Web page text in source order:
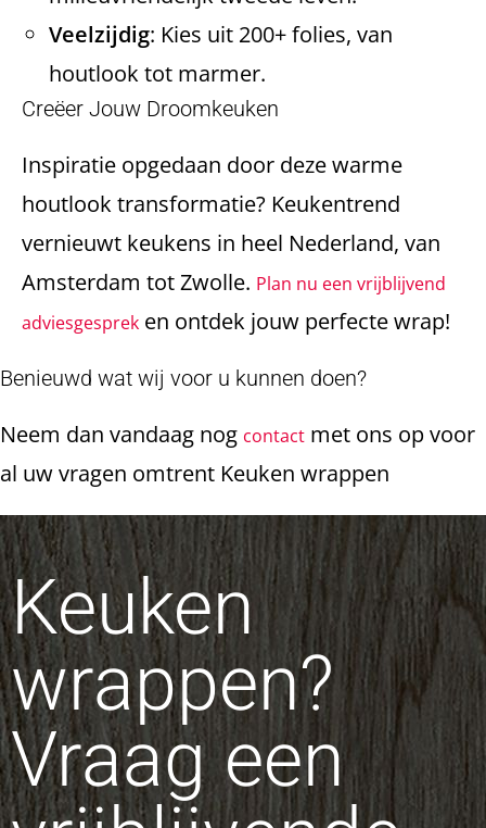
Veelzijdig: Kies uit 200+ folies, van
houtlook tot marmer.
Creëer Jouw Droomkeuken
Inspiratie opgedaan door deze warme
houtlook transformatie? Keukentrend
vernieuwt keukens in heel Nederland, van
Amsterdam tot Zwolle. Plan nu een vrijblijvend
adviesgesprek en ontdek jouw perfecte wrap!
Benieuwd wat wij voor u kunnen doen?
Neem dan vandaag nog contact met ons op voor
al uw vragen omtrent Keuken wrappen
Keuken
wrappen?
Vraag een